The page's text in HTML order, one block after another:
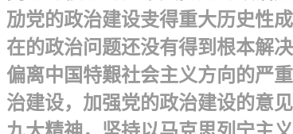
劢党的政治建设叏得重大历史性
在的政治问题还没有得到根本解
偏离中国特艱社会主义方向的严
治建设，加强党的政治建设的意